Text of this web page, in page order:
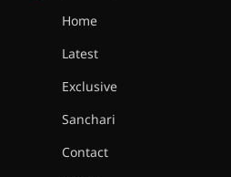
Home
Latest
Exclusive
Sanchari
Contact